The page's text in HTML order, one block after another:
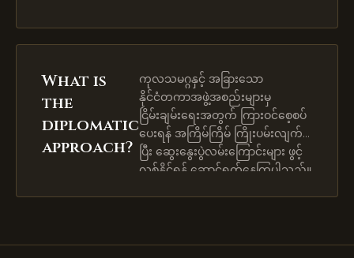
What is
the
diplomatic
approach?
ကုလသမဂ္ဂနှင့် အခြားသော
နိုင်ငံတကာအဖွဲ့အစည်းများမှ
ငြိမ်းချမ်းရေးအတွက် ကြားဝင်စေ့စပ်
ပေးရန် အကြိမ်ကြိမ် ကြိုးပမ်းလျက်ရှိ
ပြီး ဆွေးနွေးပွဲလမ်းကြောင်းများ ဖွင့်
လှစ်နိုင်ရန် ဆောင်ရွက်နေကြပါသည်။